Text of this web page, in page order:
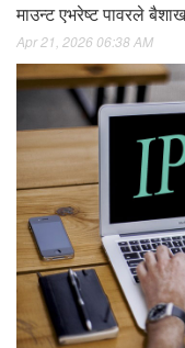
माउन्ट एभरेष्ट पावरले
Apr 21, 2026 06:38 AM